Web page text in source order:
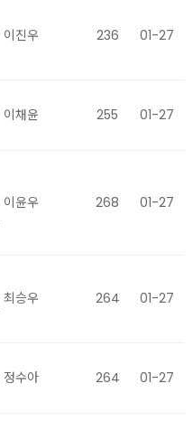
이진우 236 01-27
이채윤 255 01-27
이윤우 268 01-27
최승우 264 01-27
정수아 264 01-27